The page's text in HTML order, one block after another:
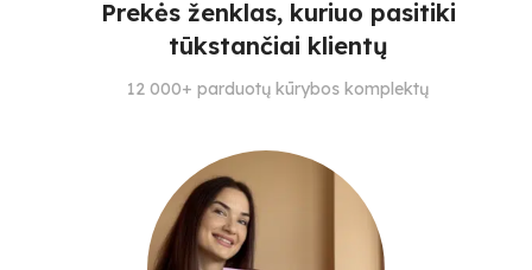
SPALVŲ KIEKIS
SPALVŲ KIEKIS
Prekės ženklas, kuriuo pasitiki
tūkstančiai klientų
12 000+ parduotų kūrybos komplektų